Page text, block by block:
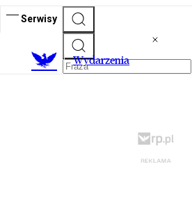
Serwisy
Wydarzenia